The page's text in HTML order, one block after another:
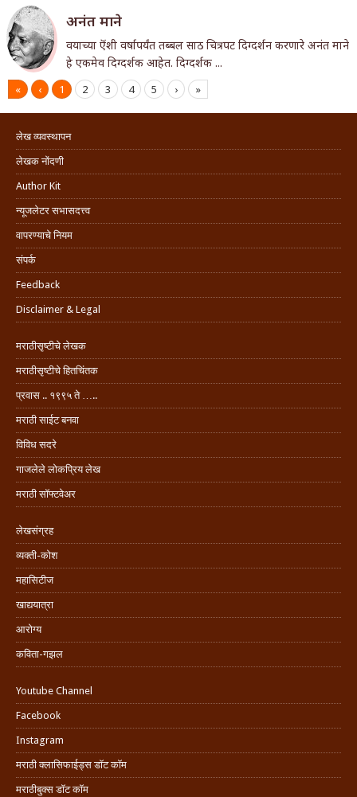
अनंत माने
वयाच्या ऎंशी वर्षापर्यंत तब्बल साठ चित्रपट दिग्दर्शन करणारे अनंत माने
हे एकमेव दिग्दर्शक आहेत. दिग्दर्शक ...
« ‹ 1 2 3 4 5 › »
लेख व्यवस्थापन
लेखक नोंदणी
Author Kit
न्यूजलेटर सभासदत्त्व
वापरण्याचे नियम
संपर्क
Feedback
Disclaimer & Legal
मराठीसृष्टीचे लेखक
मराठीसृष्टीचे हितचिंतक
प्रवास .. १९९५ ते …..
मराठी साईट बनवा
विविध सदरे
गाजलेले लोकप्रिय लेख
मराठी सॉफ्टवेअर
लेखसंग्रह
व्यक्ती-कोश
महासिटीज
खाद्ययात्रा
आरोग्य
कविता-गझल
Youtube Channel
Facebook
Instagram
मराठी क्लासिफाईड्स डॉट कॉम
मराठीबुक्स डॉट कॉम